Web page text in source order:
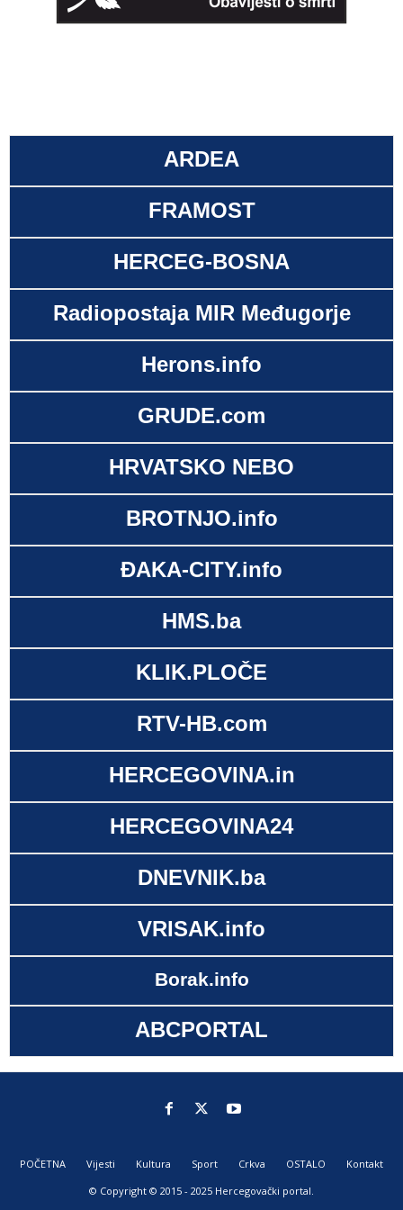
ARDEA
FRAMOST
HERCEG-BOSNA
Radiopostaja MIR Međugorje
Herons.info
GRUDE.com
HRVATSKO NEBO
BROTNJO.info
ĐAKA-CITY.info
HMS.ba
KLIK.PLOČE
RTV-HB.com
HERCEGOVINA.in
HERCEGOVINA24
DNEVNIK.ba
VRISAK.info
Borak.info
ABCPORTAL
POČETNA Vijesti Kultura Sport Crkva OSTALO
Kontakt
© Copyright © 2015 - 2025 Hercegovački portal.